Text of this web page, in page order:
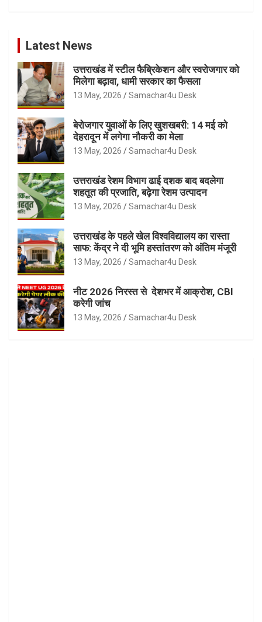
Latest News
उत्तराखंड में स्टील फैब्रिकेशन और स्वरोजगार को
मिलेगा बढ़ावा, धामी सरकार का फैसला
13 May, 2026 Samachar4u Desk
बेरोजगार युवाओं के लिए खुशखबरी: 14 मई को
देहरादून में लगेगा नौकरी का मेला
13 May, 2026 Samachar4u Desk
उत्तराखंड रेशम विभाग ढाई दशक बाद बदलेगा
शहतूत की प्रजाति, बढ़ेगा रेशम उत्पादन
13 May, 2026 Samachar4u Desk
उत्तराखंड के पहले खेल विश्वविद्यालय का रास्ता
साफ: केंद्र ने दी भूमि हस्तांतरण को अंतिम मंजूरी
13 May, 2026 Samachar4u Desk
नीट 2026 निरस्त से देशभर में आक्रोश, CBI
करेगी जांच
13 May, 2026 Samachar4u Desk